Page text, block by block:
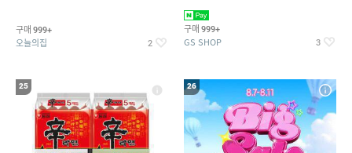
구매 999+
오늘의집 2
2027-04-24)
구매 999+
GS SHOP 3
25 26